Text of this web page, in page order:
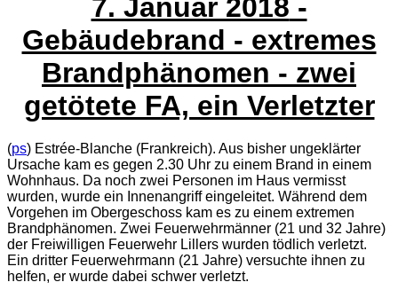
7. Januar 2018 -
Gebäudebrand - extremes
Brandphänomen - zwei
getötete FA, ein Verletzter
(ps) Estrée-Blanche (Frankreich). Aus bisher ungeklärter
Ursache kam es gegen 2.30 Uhr zu einem Brand in einem
Wohnhaus. Da noch zwei Personen im Haus vermisst
wurden, wurde ein Innenangriff eingeleitet. Während dem
Vorgehen im Obergeschoss kam es zu einem extremen
Brandphänomen. Zwei Feuerwehrmänner (21 und 32 Jahre)
der Freiwilligen Feuerwehr Lillers wurden tödlich verletzt.
Ein dritter Feuerwehrmann (21 Jahre) versuchte ihnen zu
helfen, er wurde dabei schwer verletzt.